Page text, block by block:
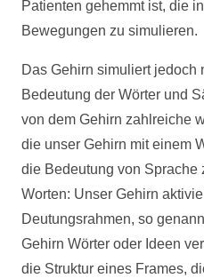
Patienten gehemmt ist, die
Bewegungen zu simulieren.
Das Gehirn simuliert jedoch
Bedeutung der Wörter und
von dem Gehirn zahlreiche
die unser Gehirn mit einem
die Bedeutung von Sprache
Worten: Unser Gehirn
Deutungsrahmen, so
Gehirn Wörter oder Ideen
die Struktur eines Frames,